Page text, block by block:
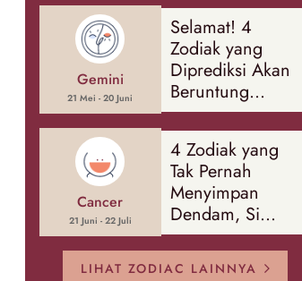
Sekitar!
Gemini
21 Mei - 20 Juni
Selamat! 4
Zodiak yang
Diprediksi Akan
Beruntung
Sepanjang
Agustus 2026
Cancer
21 Juni - 22 Juli
4 Zodiak yang
Tak Pernah
Menyimpan
Dendam, Si
Paling Mudah
Memaafkan!
LIHAT ZODIAC LAINNYA